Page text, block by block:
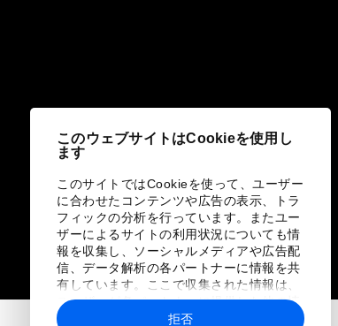
このウェブサイトはCookieを使用し
ます
このサイトではCookieを使って、ユーザー
に合わせたコンテンツや広告の表示、トラ
フィックの分析を行っています。またユー
ザーによるサイトの利用状況についても情
報を収集し、ソーシャルメディアや広告配
信、データ解析の各パートナーに情報を共
有しています。ここで収集された情報は、
ユーザーが各パートナーに提供した他の情
報や各パートナーのサービスを使用した際
拒否